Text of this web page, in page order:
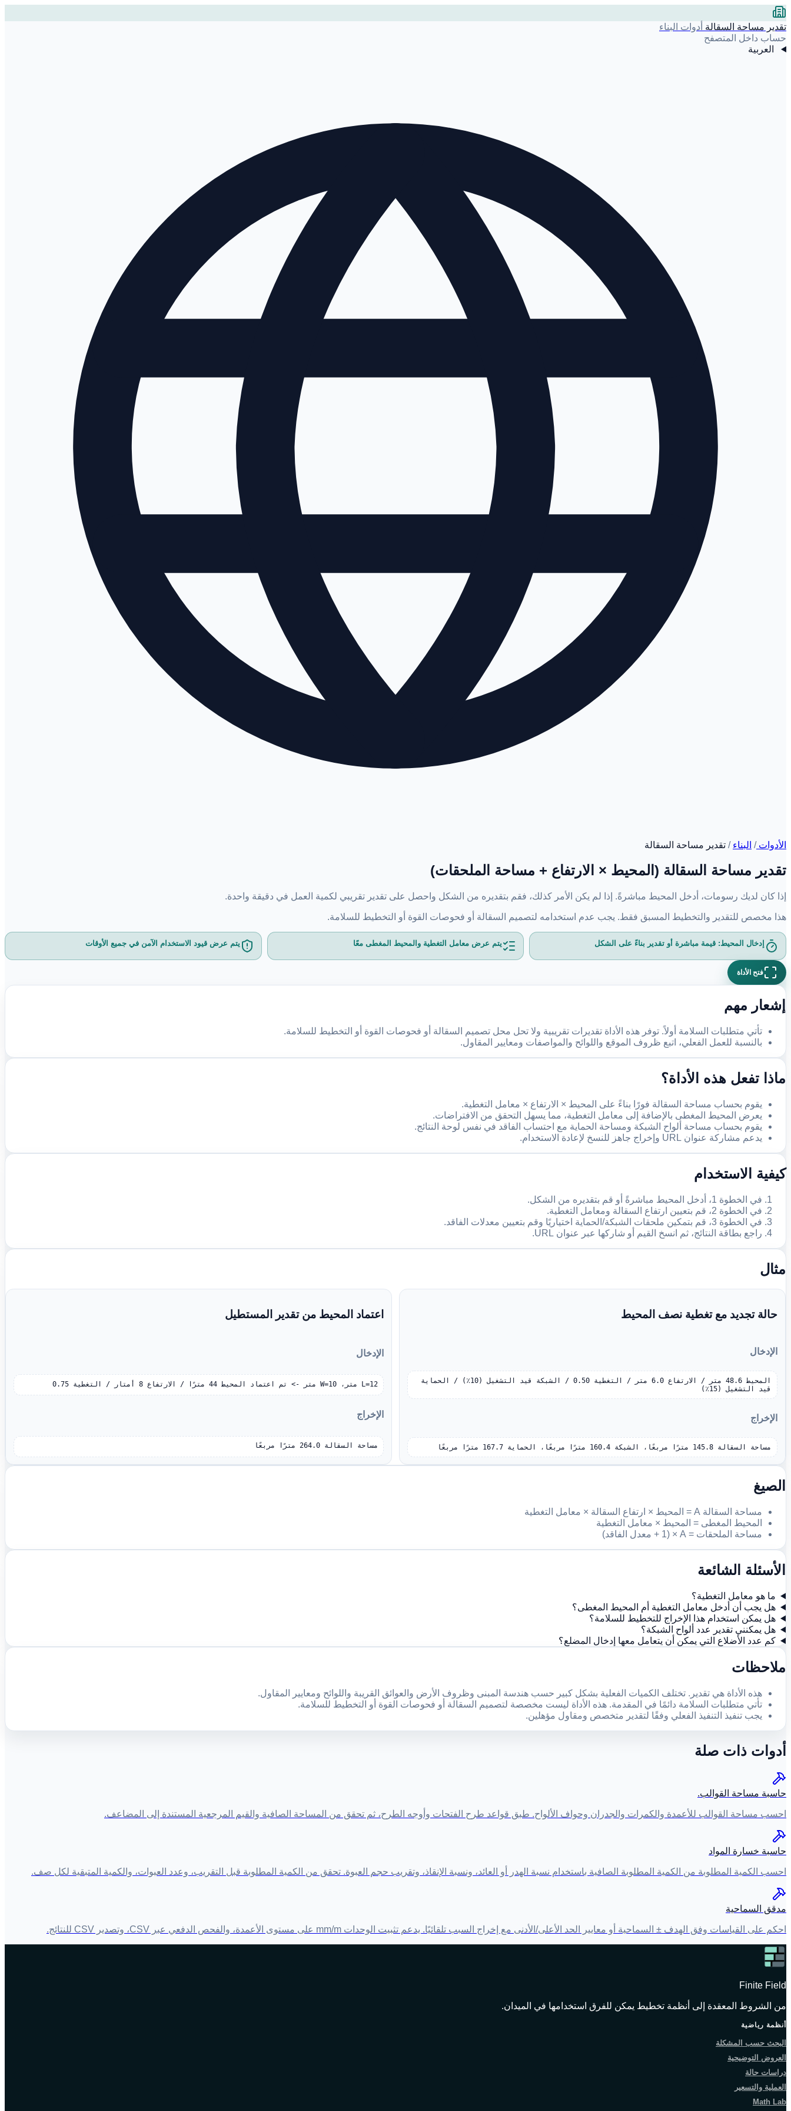
تقدير مساحة السقالة أدوات البناء
حساب داخل المتصفح
العربية
الأدوات/ البناء / تقدير مساحة السقالة
تقدير مساحة السقالة (المحيط × الارتفاع + مساحة الملحقات)
إذا كان لديك رسومات، أدخل المحيط مباشرةً. إذا لم يكن الأمر كذلك، فقم بتقديره من الشكل واحصل على تقدير تقريبي لكمية العمل في دقيقة واحدة.
هذا مخصص للتقدير والتخطيط المسبق فقط. يجب عدم استخدامه لتصميم السقالة أو فحوصات القوة أو التخطيط للسلامة.
إدخال المحيط: قيمة مباشرة أو تقدير بناءً على الشكل يتم عرض معامل التغطية والمحيط المغطى معًا يتم عرض قيود الاستخدام الآمن في جميع الأوقات
فتح الأداة
إشعار مهم
تأتي متطلبات السلامة أولاً. توفر هذه الأداة تقديرات تقريبية ولا تحل محل تصميم السقالة أو فحوصات القوة أو التخطيط للسلامة.
بالنسبة للعمل الفعلي، اتبع ظروف الموقع واللوائح والمواصفات ومعايير المقاول.
ماذا تفعل هذه الأداة؟
يقوم بحساب مساحة السقالة فورًا بناءً على المحيط × الارتفاع × معامل التغطية.
يعرض المحيط المغطى بالإضافة إلى معامل التغطية، مما يسهل التحقق من الافتراضات.
يقوم بحساب مساحة ألواح الشبكة ومساحة الحماية مع احتساب الفاقد في نفس لوحة النتائج.
يدعم مشاركة عنوان URL وإخراج جاهز للنسخ لإعادة الاستخدام.
كيفية الاستخدام
في الخطوة 1، أدخل المحيط مباشرةً أو قم بتقديره من الشكل.
في الخطوة 2، قم بتعيين ارتفاع السقالة ومعامل التغطية.
في الخطوة 3، قم بتمكين ملحقات الشبكة/الحماية اختياريًا وقم بتعيين معدلات الفاقد.
راجع بطاقة النتائج، ثم انسخ القيم أو شاركها عبر عنوان URL.
مثال
حالة تجديد مع تغطية نصف المحيط
الإدخال
قيد التشغيل (15٪)
الإخراج
مساحة السقالة 145.8 مترًا مربعًا، الشبكة 160.4 مترًا مربعًا، الحماية 167.7 مترًا مربعًا
اعتماد المحيط من تقدير المستطيل
الإدخال
L=12 متر، W=10 متر -> تم اعتماد المحيط 44 مترًا / الارتفاع 8 أمتار / التغطية 0.75
الإخراج
مساحة السقالة 264.0 مترًا مربعًا
الصيغ
مساحة السقالة A = المحيط × ارتفاع السقالة × معامل التغطية
المحيط المغطى = المحيط × معامل التغطية
مساحة الملحقات = A × (1 + معدل الفاقد)
الأسئلة الشائعة
ما هو معامل التغطية؟
هل يجب أن أدخل معامل التغطية أم المحيط المغطى؟
هل يمكن استخدام هذا الإخراج للتخطيط للسلامة؟
هل يمكنني تقدير عدد ألواح الشبكة؟
كم عدد الأضلاع التي يمكن أن يتعامل معها إدخال المضلع؟
ملاحظات
هذه الأداة هي تقدير. تختلف الكميات الفعلية بشكل كبير حسب هندسة المبنى وظروف الأرض والعوائق القريبة واللوائح ومعايير المقاول.
تأتي متطلبات السلامة دائمًا في المقدمة. هذه الأداة ليست مخصصة لتصميم السقالة أو فحوصات القوة أو التخطيط للسلامة.
يجب تنفيذ التنفيذ الفعلي وفقًا لتقدير متخصص ومقاول مؤهلين.
أدوات ذات صلة
حاسبة مساحة القوالب.
احسب مساحة القوالب للأعمدة والكمرات والجدران وحواف الألواح. طبق قواعد طرح الفتحات وأوجه الطرح، ثم تحقق من المساحة الصافية والقيم المرجعية المستندة إلى المضاعف.
حاسبة خسارة المواد
احسب الكمية المطلوبة من الكمية المطلوبة الصافية باستخدام نسبة الهدر أو العائد، ونسبة الإنقاذ، وتقريب حجم العبوة. تحقق من الكمية المطلوبة قبل التقريب، وعدد العبوات، والكمية المتبقية لكل صف.
مدقق السماحية
احكم على القياسات وفق الهدف ± السماحية أو معايير الحد الأعلى/الأدنى مع إخراج السبب تلقائيًا. يدعم تثبيت الوحدات mm/m على مستوى الأعمدة، والفحص الدفعي عبر CSV، وتصدير CSV للنتائج.
Finite Field
من الشروط المعقدة إلى أنظمة تخطيط يمكن للفرق استخدامها في الميدان.
أنظمة رياضية
البحث حسب المشكلة
العروض التوضيحية
دراسات حالة
العملية والتسعير
Math Lab